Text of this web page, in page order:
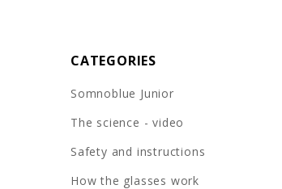
CATEGORIES
Somnoblue Junior
The science - video
Safety and instructions
How the glasses work